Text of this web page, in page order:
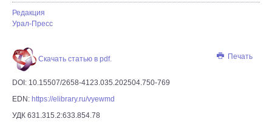
Редакция
Урал-Пресс
Печать
Скачать статью в pdf.
DOI: 10.15507/2658-4123.035.202504.750-769
EDN: https://elibrary.ru/vyewmd
УДК 631.315.2:633.854.78